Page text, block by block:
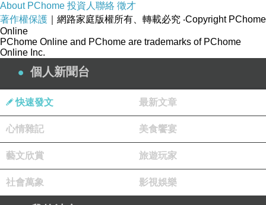
看更多回應
About PChome 投資人聯絡 徵才
著作權保護 ｜網路家庭版權所有、轉載必究 ‧Copyright PChome
Online
PChome Online and PChome are trademarks of PChome
Online Inc.
個人新聞台
快速發文 最新文章
心情雜記 美食饗宴
藝文欣賞 旅遊玩家
社會萬象 影視娛樂